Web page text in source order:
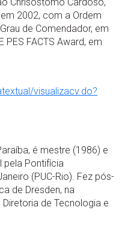
2002, com a Ordem
de Comendador, em
PES FACTS Award, em
visualizacv.do?
é mestre (1986) e
pela Pontifícia
(PUC-Rio). Fez pós-
de Dresden, na
de Tecnologia e